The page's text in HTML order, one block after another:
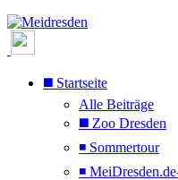
◼️ Startseite
Alle Beiträge
◼️ Zoo Dresden
◾ Sommertour
◾